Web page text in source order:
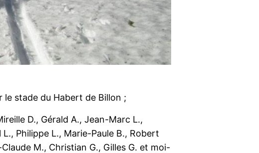
le stade du Habert de Billon ;
D., Gérald A., Jean-Marc L.,
Philippe L., Marie-Paule B., Robert
M., Christian G., Gilles G. et moi-